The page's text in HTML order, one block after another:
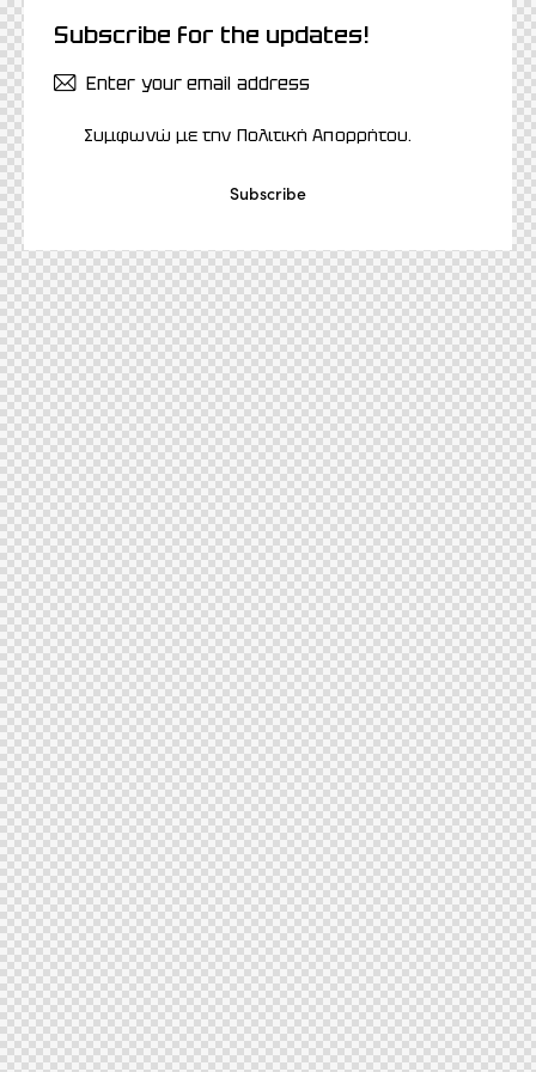
Subscribe for the updates!
Subscribe
Συμφωνώ με την Πολιτική Απορρήτου.